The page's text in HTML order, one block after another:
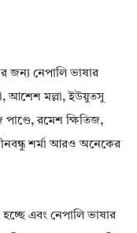
জন্য নেপালি ভাষার
আশেশ মল্লা, ইউয়ুতসু
রমেশ ক্ষিতিজ,
শর্মা আরও অনেকের
হচ্ছে এবং নেপালি ভাষার